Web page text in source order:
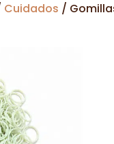
Cuidados /